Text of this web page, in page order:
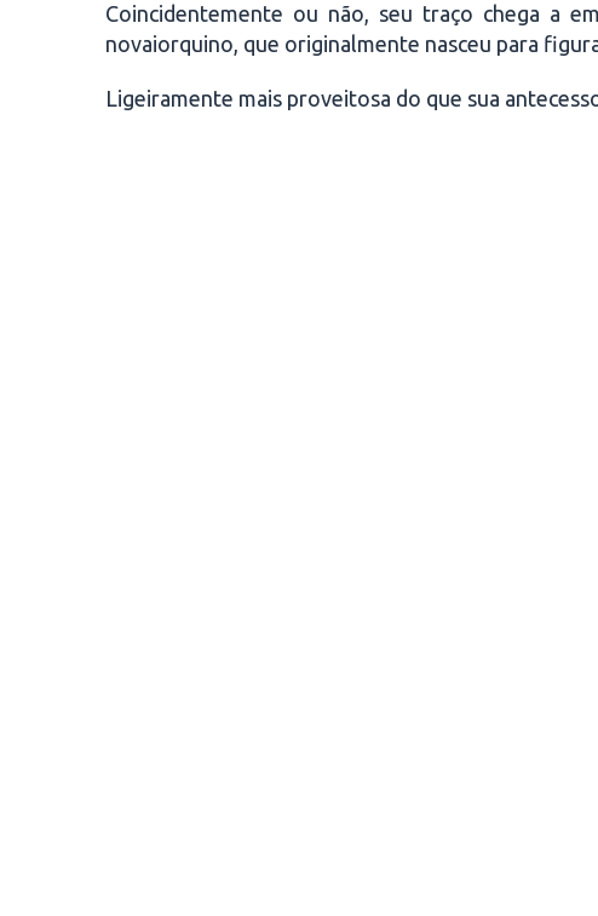
Coincidentemente ou não, seu traço chega a
novaiorquino, que originalmente nasceu para
Ligeiramente mais proveitosa do que sua